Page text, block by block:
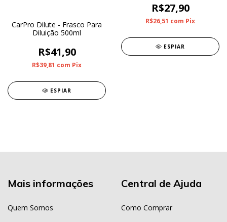
CarPro Dilute - Frasco Para
Diluição 500ml
R$41,90
R$39,81 com Pix
ESPIAR
R$27,90
R$26,51 com Pix
ESPIAR
Mais informações
Quem Somos
Central de Ajuda
Como Comprar